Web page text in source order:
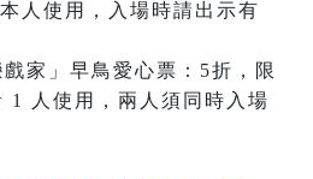
人使用，入場時請出示有
家」早鳥愛心票：5折，限
1 人使用，兩人須同時入場